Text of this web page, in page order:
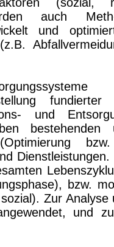
auch
und
fundierter
und
(Optimierung
bzw.
Zur
und